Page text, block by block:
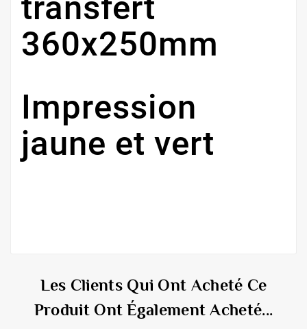
transfert
360x250mm
Impression
jaune et vert
Les Clients Qui Ont Acheté Ce
Produit Ont Également Acheté...